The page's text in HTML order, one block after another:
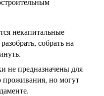
некапитальные
собрать на
не предназначены для
проживания, но могут